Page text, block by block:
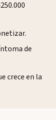
de
crece en la